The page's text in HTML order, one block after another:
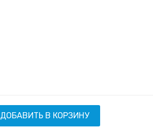
ДОБАВИТЬ В КОРЗИНУ